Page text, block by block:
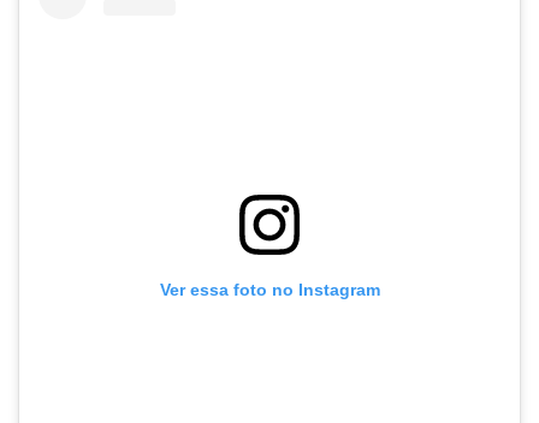
Ver essa foto no Instagram